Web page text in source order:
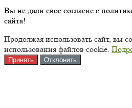
Вы не дали свое согласие с
сайта!
Продолжая использовать сайт, вы
использования файлов cookie.
Принять Отклонить